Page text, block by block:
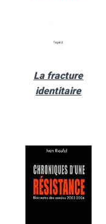
La fracture
identitaire